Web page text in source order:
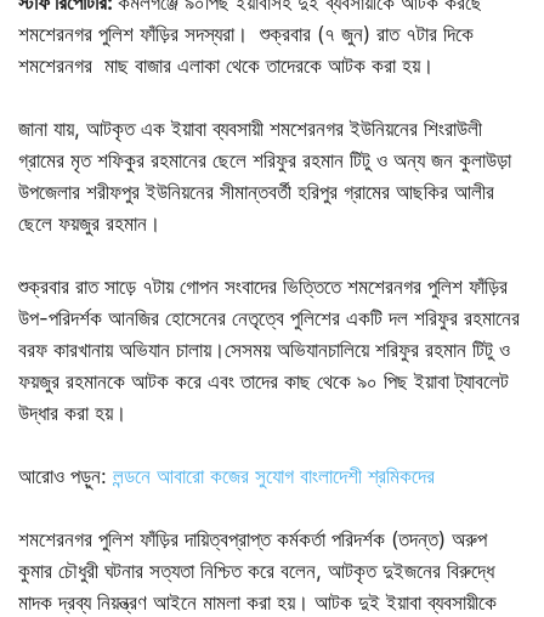
শমশেরনগর পুলিশ ফাঁড়ির সদস্যরা। শুক্রবার (৭ জুন) রাত ৭টার দিকে
শমশেরনগর মাছ বাজার এলাকা থেকে তাদেরকে আটক করা হয়।
জানা যায়, আটকৃত এক ইয়াবা ব্যবসায়ী শমশেরনগর ইউনিয়নের শিংরাউলী
গ্রামের মৃত শফিকুর রহমানের ছেলে শরিফুর রহমান টিটু ও অন্য জন কুলাউড়া
উপজেলার শরীফপুর ইউনিয়নের সীমান্তবর্তী হরিপুর গ্রামের আছকির আলীর
ছেলে ফয়জুর রহমান।
শুক্রবার রাত সাড়ে ৭টায় গোপন সংবাদের ভিত্তিতে শমশেরনগর পুলিশ ফাঁড়ির
উপ-পরিদর্শক আনজির হোসেনের নেতৃত্বে পুলিশের একটি দল শরিফুর রহমানের
বরফ কারখানায় অভিযান চালায়।সেসময় অভিযানচালিয়ে শরিফুর রহমান টিটু ও
ফয়জুর রহমানকে আটক করে এবং তাদের কাছ থেকে ৯০ পিছ ইয়াবা ট্যাবলেট
উদ্ধার করা হয়।
আরোও পড়ুন: লন্ডনে আবারো কজের সুযোগ বাংলাদেশী শ্রমিকদের
শমশেরনগর পুলিশ ফাঁড়ির দায়িত্বপ্রাপ্ত কর্মকর্তা পরিদর্শক (তদন্ত) অরুপ
কুমার চৌধুরী ঘটনার সত্যতা নিশ্চিত করে বলেন, আটকৃত দুইজনের বিরুদ্ধে
মাদক দ্রব্য নিয়ন্ত্রণ আইনে মামলা করা হয়। আটক দুই ইয়াবা ব্যবসায়ীকে